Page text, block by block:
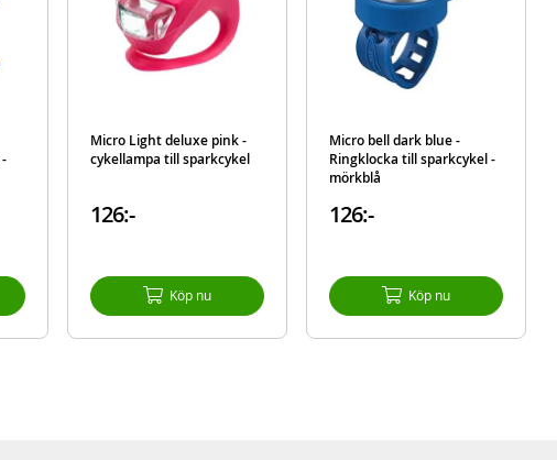
Micro Light deluxe pink -
cykellampa till sparkcykel
126:-
Köp nu
Micro bell dark blue -
Ringklocka till sparkcykel -
mörkblå
126:-
Köp nu